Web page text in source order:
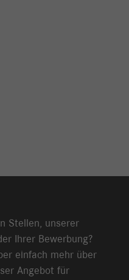
Stellen, unserer
Ihrer Bewerbung?
einfach mehr über
Angebot für